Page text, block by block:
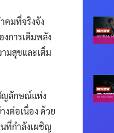
คมที่จริงจัง
การเติมพลัง
มสุขและเต็ม
ญลักษณ์แห่ง
งต่อเนื่อง ด้วย
ที่กำลังเผชิญ